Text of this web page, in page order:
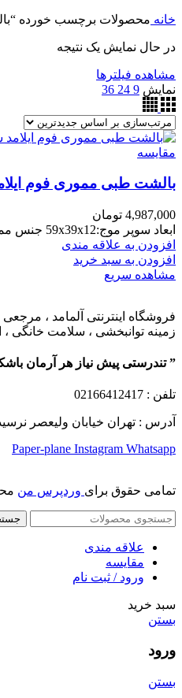
خانه محصولات برچسب خورده
در حال نمایش یک نتیجه
مشاهده فیلترها
نمایش 9
24
36
مقایسه
بالشت طبی مموری فوم
4,987,000 تومان
ابعاد سوپر موج:59x39x12 جنس مموری فوم روکش قابل شستشو باعث رفع درد و فشار محافظت از سرو گردن روکش مقاوم در برابر آلودگی‌های آلرژی‌زا و گرد و غبار با دوام و مقاوم 2 سال گارانتی
افزودن به علاقه مندی
افزودن به سبد خرید
مشاهده سریع
فروشگاه اینترنتی آلمامد ،
زمینه توانبخشی ، سلامت خانگی
” تندرستی پیش نیاز هر آرمان
تلفن : 02166412417
آدرس : تهران خیابان ولیعصر نرسیده به چهار
Paper-plane Instagram Whatsapp
تمامی حقوق برای وردپرس من
علاقه مندی
مقایسه
ورود / ثبت نام
سبد خرید
بستن
ورود
بستن